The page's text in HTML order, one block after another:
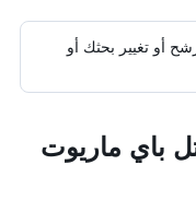
أو تغيير بحثك أو
باي ماريوت